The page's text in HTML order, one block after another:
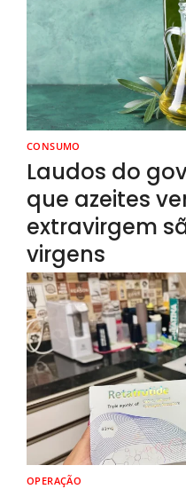
CONSUMO
Laudos do
que azeites
extravirgem
virgens
OPERAÇÃO